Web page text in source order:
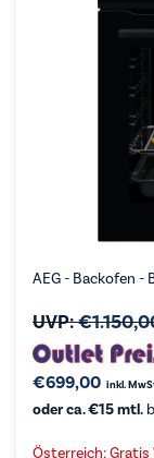
AEG - Backofen -
UVP:€
€699,00 inkl.
oder ca. €15 mtl.
Österreich: Gratis